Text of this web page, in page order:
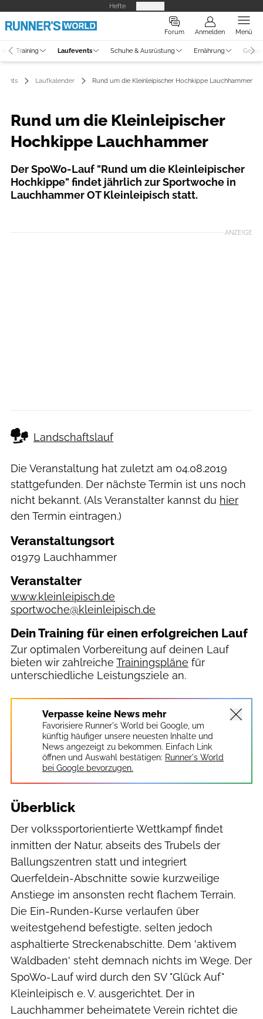
Hefte
Forum Anmelden Menü
Training Laufevents Schuhe & Ausrüstung Ernährung
Laufkalender Rund um die Kleinleipischer Hochkippe Lauchhammer
Rund um die Kleinleipischer
Hochkippe Lauchhammer
Der SpoWo-Lauf "Rund um die Kleinleipischer
Hochkippe" findet jährlich zur Sportwoche in
Lauchhammer OT Kleinleipisch statt.
ANZEIGE
Landschaftslauf
Die Veranstaltung hat zuletzt am 04.08.2019
stattgefunden. Der nächste Termin ist uns noch
nicht bekannt. (Als Veranstalter kannst du hier
den Termin eintragen.)
Veranstaltungsort
01979 Lauchhammer
Veranstalter
www.kleinleipisch.de
sportwoche@kleinleipisch.de
Dein Training für einen erfolgreichen Lauf
Zur optimalen Vorbereitung auf deinen Lauf
bieten wir zahlreiche Trainingspläne für
unterschiedliche Leistungsziele an.
Verpasse keine News mehr
Favorisiere Runner's World bei Google, um
künftig häufiger unsere neuesten Inhalte und
News angezeigt zu bekommen. Einfach Link
öffnen und Auswahl bestätigen: Runner's World
bei Google bevorzugen.
Überblick
Der volkssportorientierte Wettkampf findet
inmitten der Natur, abseits des Trubels der
Ballungszentren statt und integriert
Querfeldein-Abschnitte sowie kurzweilige
Anstiege im ansonsten recht flachem Terrain.
Die Ein-Runden-Kurse verlaufen über
weitestgehend befestigte, selten jedoch
asphaltierte Streckenabschitte. Dem 'aktivem
Waldbaden' steht demnach nichts im Wege. Der
SpoWo-Lauf wird durch den SV "Glück Auf"
Kleinleipisch e. V. ausgerichtet. Der in
Lauchhammer beheimatete Verein richtet die